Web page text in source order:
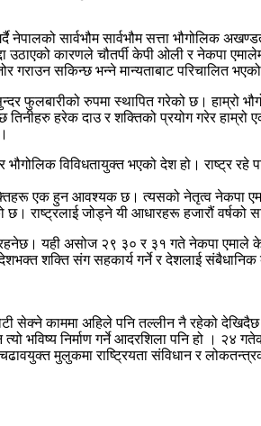
नेपालको सार्वभौम सार्वभौम सत्ता भौगोलिक
उठाएको कारणले चौतर्पी केपी ओली र नेकपा
गराउन सकिन्छ भन्ने मान्यताबाट परिचालित
फुलबारीको रुपमा स्थापित गरेको छ। हाम्रो
हरेक दाउ र शक्तिको प्रयोग गरेर हाम्रो
विविधतायुक्त भएको देश हो। राष्ट्र रहे
एक हुन आवश्यक छ। त्यसको नेतृत्व नेकपा
छ। राष्ट्रलाई जोड्ने यी आधारहरू हजारौं वर्षको
यही असोज २९ ३० र ३१ गते नेकपा
शक्ति संग सहकार्य गर्ने र देशलाई
सेक्ने काममा अहिले पनि तल्लीन नै रहेको
भविष्य निर्माण गर्ने आदरशिला पनि हो ।
मुलुकमा राष्ट्रियता संविधान र लोकतन्त्रको